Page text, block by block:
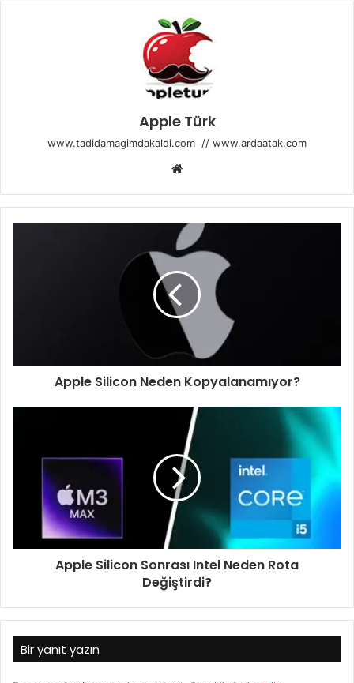
Apple Türk
www.tadidamagimdakaldi.com // www.ardaatak.com
Web
Apple Silicon Neden Kopyalanamıyor?
Apple Silicon Sonrası Intel Neden Rota
Değiştirdi?
Bir yanıt yazın